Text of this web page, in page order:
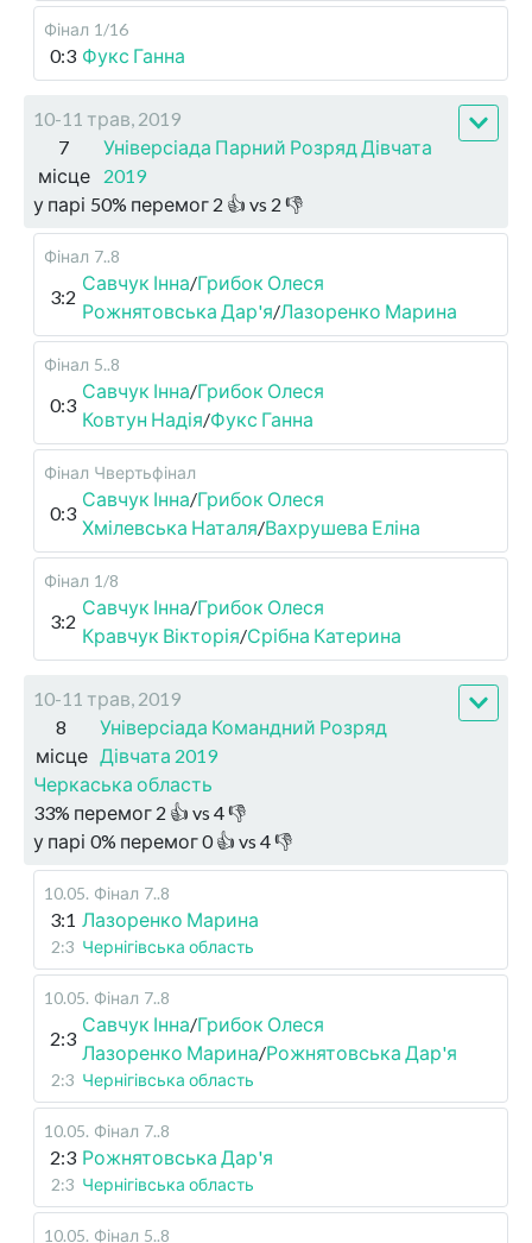
Фінал 1/16
0:3 Фукс Ганна
10-11 трав, 2019
7
місце
Універсіада Парний Розряд Дівчата
2019
у парі 50% перемог 2 👍 vs 2 👎
Фінал 7..8
3:2
Савчук Інна/Грибок Олеся
Рожнятовська Дар'я/Лазоренко Марина
Фінал 5..8
0:3
Савчук Інна/Грибок Олеся
Ковтун Надія/Фукс Ганна
Фінал Чвертьфінал
0:3
Савчук Інна/Грибок Олеся
Хмілевська Наталя/Вахрушева Еліна
Фінал 1/8
3:2
Савчук Інна/Грибок Олеся
Кравчук Вікторія/Срібна Катерина
10-11 трав, 2019
8
місце
Універсіада Командний Розряд
Дівчата 2019
Черкаська область
33% перемог 2 👍 vs 4👎
у парі 0% перемог0👍 vs 4👎
10.05. Фінал 7..8
3:1 Лазоренко Марина
2:3 Чернігівська область
10.05. Фінал 7..8
2:3
Савчук Інна/Грибок Олеся
Лазоренко Марина/Рожнятовська Дар'я
2:3 Чернігівська область
10.05. Фінал 7..8
2:3 Рожнятовська Дар'я
2:3 Чернігівська область
10.05. Фінал 5..8